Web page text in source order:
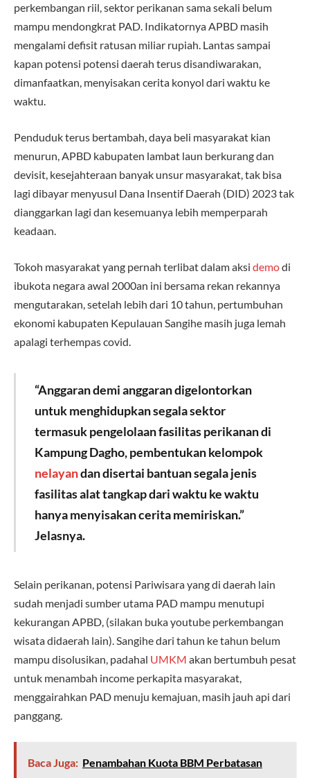
perkembangan riil, sektor perikanan sama sekali belum
mampu mendongkrat PAD. Indikatornya APBD masih
mengalami defisit ratusan miliar rupiah. Lantas sampai
kapan potensi potensi daerah terus disandiwarakan,
dimanfaatkan, menyisakan cerita konyol dari waktu ke
waktu.
Penduduk terus bertambah, daya beli masyarakat kian
menurun, APBD kabupaten lambat laun berkurang dan
devisit, kesejahteraan banyak unsur masyarakat, tak bisa
lagi dibayar menyusul Dana Insentif Daerah (DID) 2023 tak
dianggarkan lagi dan kesemuanya lebih memperparah
keadaan.
Tokoh masyarakat yang pernah terlibat dalam aksi demodi
ibukota negara awal 2000an ini bersama rekan rekannya
mengutarakan, setelah lebih dari 10 tahun, pertumbuhan
ekonomi kabupaten Kepulauan Sangihe masih juga lemah
apalagi terhempas covid.
“Anggaran demi anggaran digelontorkan
untuk menghidupkan segala sektor
termasuk pengelolaan fasilitas perikanan di
Kampung Dagho, pembentukan kelompok
nelayandan disertai bantuan segala jenis
fasilitas alat tangkap dari waktu ke waktu
hanya menyisakan cerita memiriskan.”
Jelasnya.
Selain perikanan, potensi Pariwisara yang di daerah lain
sudah menjadi sumber utama PAD mampu menutupi
kekurangan APBD, (silakan buka youtube perkembangan
wisata didaerah lain). Sangihe dari tahun ke tahun belum
mampu disolusikan, padahal UMKM akan bertumbuh pesat
untuk menambah income perkapita masyarakat,
menggairahkan PAD menuju kemajuan, masih jauh api dari
panggang.
Baca Juga: Penambahan Kuota BBM Perbatasan